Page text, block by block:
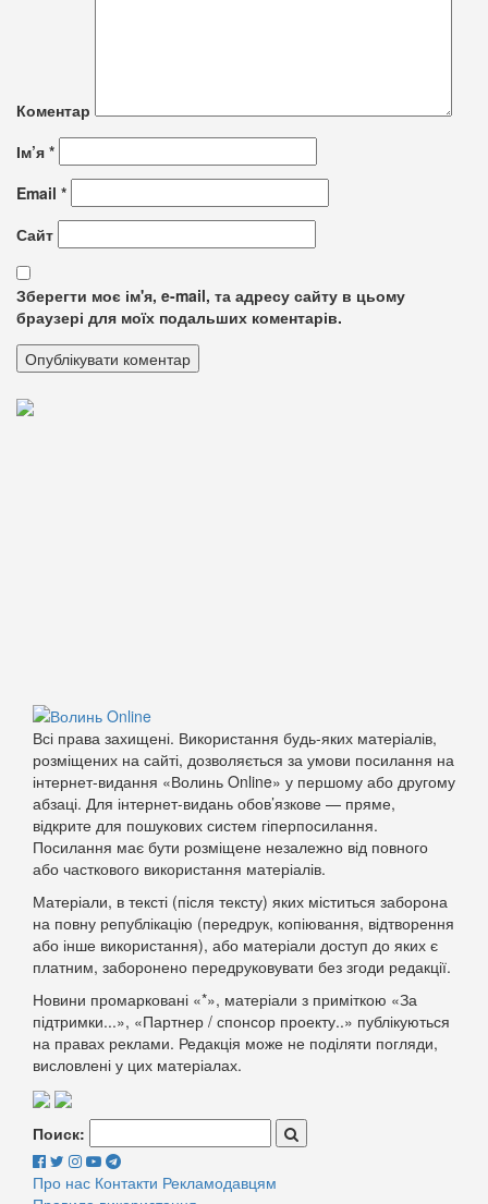
Коментар
Ім’я *
Email *
Сайт
Зберегти моє ім'я, e-mail, та адресу сайту в цьому
браузері для моїх подальших коментарів.
Всі права захищені. Використання будь-яких матеріалів,
розміщених на сайті, дозволяється за умови посилання на
інтернет-видання «Волинь Online» у першому або другому
абзаці. Для інтернет-видань обов’язкове — пряме,
відкрите для пошукових систем гіперпосилання.
Посилання має бути розміщене незалежно від повного
або часткового використання матеріалів.
Матеріали, в тексті (після тексту) яких міститься заборона
на повну републікацію (передрук, копіювання, відтворення
або інше використання), або матеріали доступ до яких є
платним, заборонено передруковувати без згоди редакції.
Новини промарковані «*», матеріали з приміткою «За
підтримки...», «Партнер / спонсор проекту..» публікуються
на правах реклами. Редакція може не поділяти погляди,
висловлені у цих матеріалах.
Поиск:
Про нас Контакти Рекламодавцям